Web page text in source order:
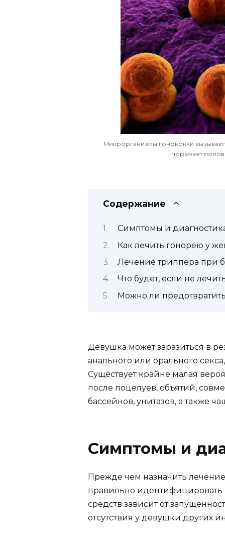
Микрорганизмы гонококки
поражает
Содержание
Симптомы и
Как лечить гонорею у
Лечение триппера при
Что будет, если не
Можно ли
Девушка может заразиться в
анального или орального
Существует крайне малая
после поцелуев, объятий,
бассейнов, унитазов, а также
Симптомы и
Прежде чем назначить
правильно идентифицировать
средств зависит от
отсутствия у девушки других